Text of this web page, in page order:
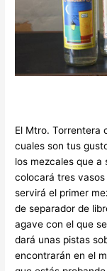
El Mtro. Torrentera
cuales son tus
los mezcales que a
colocará tres
servirá el primer
de separador de
agave con el que
dará unas pistas
encontrarán en el